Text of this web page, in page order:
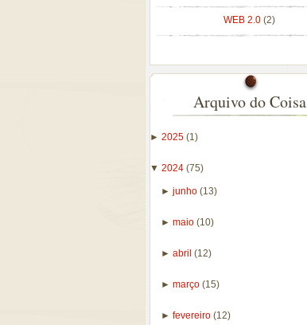
WEB 2.0 (2)
Arquivo do Coisa
► 2025 (1)
▼ 2024 (75)
► junho (13)
► maio (10)
► abril (12)
► março (15)
► fevereiro (12)